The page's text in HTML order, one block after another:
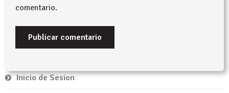
comentario.
Inicio de Sesion